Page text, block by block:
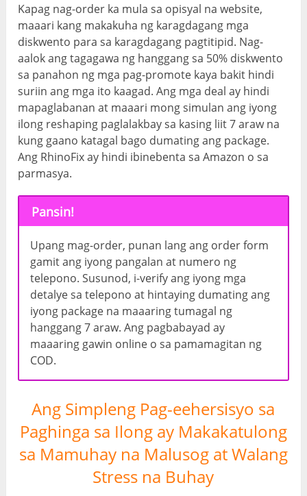
Kapag nag-order ka mula sa opisyal na website,
maaari kang makakuha ng karagdagang mga
diskwento para sa karagdagang pagtitipid. Nag-
aalok ang tagagawa ng hanggang sa 50% diskwento
sa panahon ng mga pag-promote kaya bakit hindi
suriin ang mga ito kaagad. Ang mga deal ay hindi
mapaglabanan at maaari mong simulan ang iyong
ilong reshaping paglalakbay sa kasing liit 7 araw na
kung gaano katagal bago dumating ang package.
Ang RhinoFix ay hindi ibinebenta sa Amazon o sa
parmasya.
Pansin!
Upang mag-order, punan lang ang order form
gamit ang iyong pangalan at numero ng
telepono. Susunod, i-verify ang iyong mga
detalye sa telepono at hintaying dumating ang
iyong package na maaaring tumagal ng
hanggang 7 araw. Ang pagbabayad ay
maaaring gawin online o sa pamamagitan ng
COD.
Ang Simpleng Pag-eehersisyo sa
Paghinga sa Ilong ay Makakatulong
sa Mamuhay na Malusog at Walang
Stress na Buhay